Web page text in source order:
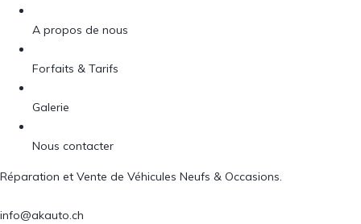
A propos de nous
Forfaits & Tarifs
Galerie
Nous contacter
Réparation et Vente de Véhicules Neufs & Occasions.
info@akauto.ch